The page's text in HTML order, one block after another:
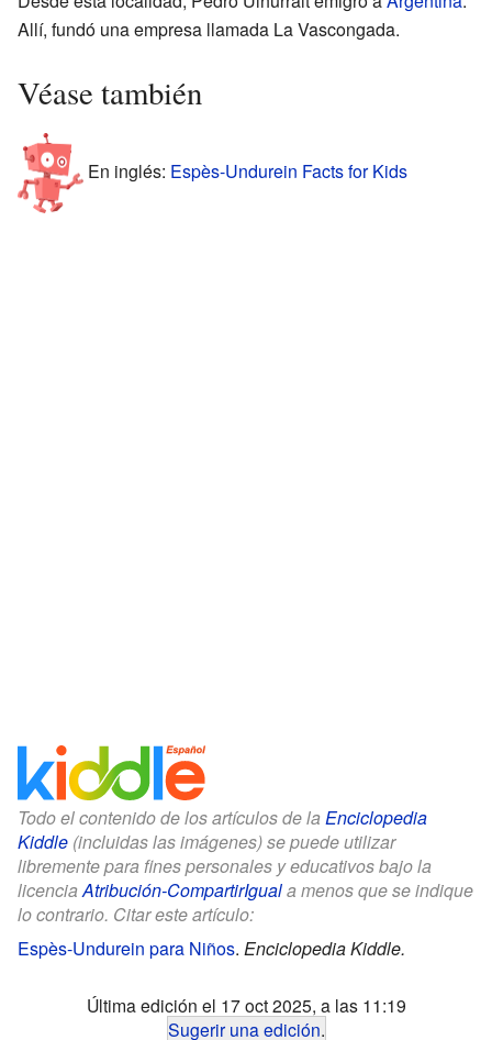
Allí, fundó una empresa llamada La Vascongada.
Véase también
En inglés: Espès-Undurein Facts for Kids
Todo el contenido de los artículos de la Enciclopedia
Kiddle (incluidas las imágenes) se puede utilizar
libremente para fines personales y educativos bajo la
licencia Atribución-CompartirIguala menos que se indique
lo contrario. Citar este artículo:
Espès-Undurein para Niños. Enciclopedia Kiddle.
Última edición el 17 oct 2025, a las 11:19
Sugerir una edición.